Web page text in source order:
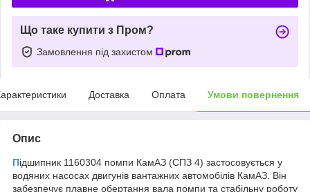
Що таке купити з Пром?
Замовлення під захистом
Доставка Оплата Умови повернення
Опис
Підшипник 1160304 помпи КамАЗ (СПЗ 4) застосовується у
водяних насосах двигунів вантажних автомобілів КамАЗ. Він
забезпечує плавне обертання вала помпи та стабільну роботу